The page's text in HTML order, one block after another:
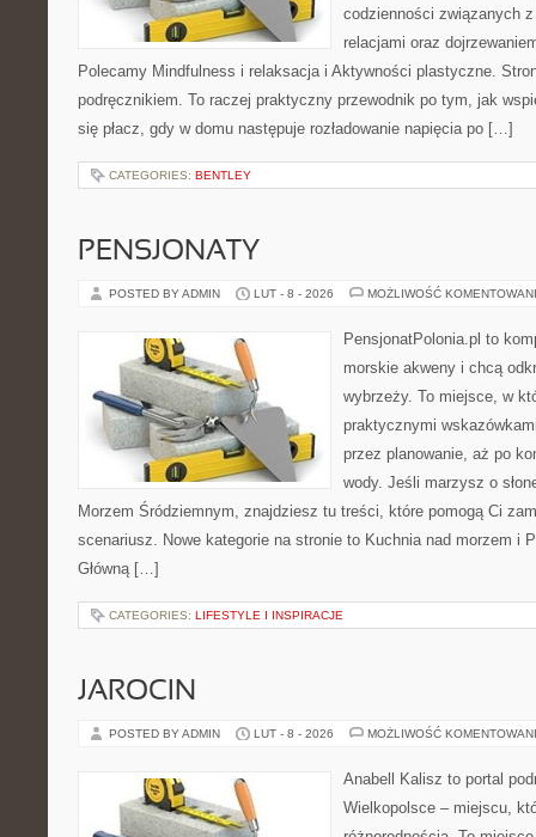
codzienności związanych
relacjami oraz
Polecamy Mindfulness i relaksacja i Aktywności plastyczne.
podręcznikiem. To raczej praktyczny przewodnik po tym, jak
się płacz, gdy w domu następuje rozładowanie napięcia po […]
CATEGORIES: BENTLEY
PENSJONATY
POSTED BY ADMIN LUT - 8 - 2026 MOŻLIWOŚĆ
PensjonatPolonia.pl to
morskie akweny i chcą
wybrzeży. To miejsce, w
praktycznymi
przez planowanie, aż po
wody. Jeśli marzysz o
Morzem Śródziemnym, znajdziesz tu treści, które pomogą Ci
scenariusz. Nowe kategorie na stronie to Kuchnia nad morzem i
Główną […]
CATEGORIES: LIFESTYLE I INSPIRACJE
JAROCIN
POSTED BY ADMIN LUT - 8 - 2026 MOŻLIWOŚĆ
Anabell Kalisz to portal
Wielkopolsce – miejscu,